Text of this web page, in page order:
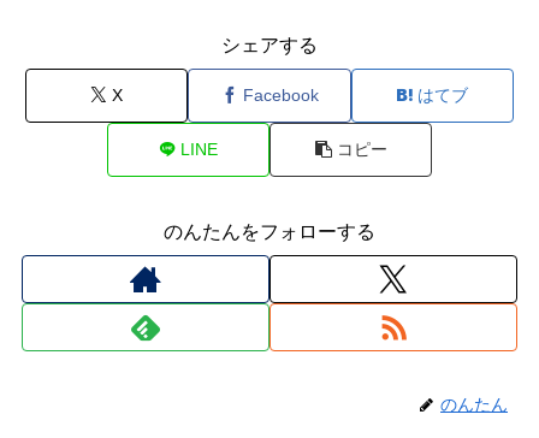
シェアする
X Facebook はてブ
LINE コピー
のんたんをフォローする
のんたん